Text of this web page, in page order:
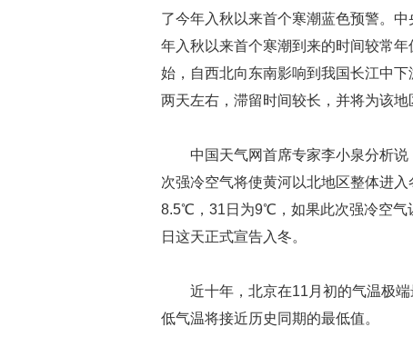
了今年入秋以来首个寒潮蓝色预警。
年入秋以来首个寒潮到来的时间较常
始，自西北向东南影响到我国长江中
两天左右，滞留时间较长，并将为该
中国天气网首席专家李小泉分析
次强冷空气将使黄河以北地区整体进
8.5℃，31日为9℃，如果此次强冷空气
日这天正式宣告入冬。
近十年，北京在11月初的气温极
低气温将接近历史同期的最低值。